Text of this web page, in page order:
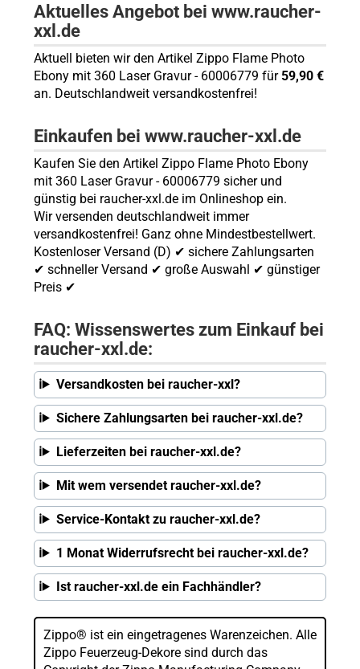
Aktuelles Angebot bei www.raucher-
xxl.de
Aktuell bieten wir den Artikel Zippo Flame Photo
Ebony mit 360 Laser Gravur - 60006779 für59,90 €
an. Deutschlandweit versandkostenfrei!
Einkaufen bei www.raucher-xxl.de
Kaufen Sie den Artikel Zippo Flame Photo Ebony
mit 360 Laser Gravur - 60006779 sicher und
günstig bei raucher-xxl.de im Onlineshop ein.
Wir versenden deutschlandweit immer
versandkostenfrei! Ganz ohne Mindestbestellwert.
Kostenloser Versand (D) ✔ sichere Zahlungsarten
✔ schneller Versand ✔ große Auswahl ✔ günstiger
Preis ✔
FAQ: Wissenswertes zum Einkauf bei
raucher-xxl.de:
Versandkosten bei raucher-xxl?
Sichere Zahlungsarten bei raucher-xxl.de?
Lieferzeiten bei raucher-xxl.de?
Mit wem versendet raucher-xxl.de?
Service-Kontakt zu raucher-xxl.de?
1 Monat Widerrufsrecht bei raucher-xxl.de?
Ist raucher-xxl.de ein Fachhändler?
Zippo® ist ein eingetragenes Warenzeichen. Alle
Zippo Feuerzeug-Dekore sind durch das